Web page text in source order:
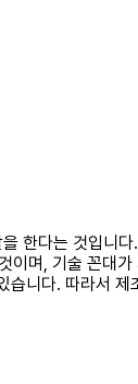
한다는 것입니
며, 기술 꼰대
니다. 따라서